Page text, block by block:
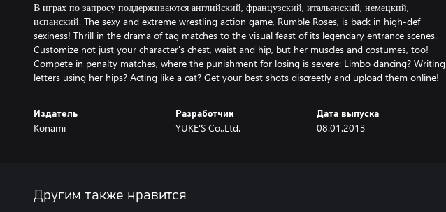
В играх по запросу поддерживаются английский, французский, итальянский, немецкий,
испанский. The sexy and extreme wrestling action game, Rumble Roses, is back in high-def
sexiness! Thrill in the drama of tag matches to the visual feast of its legendary entrance scenes.
Customize not just your character's chest, waist and hip, but her muscles and costumes, too!
Compete in penalty matches, where the punishment for losing is severe: Limbo dancing? Writing
letters using her hips? Acting like a cat? Get your best shots discreetly and upload them online!
Издатель
Konami
Разработчик
YUKE'S Co.,Ltd.
Дата выпуска
08.01.2013
Другим также нравится